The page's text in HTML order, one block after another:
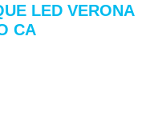
LED VERONA
CA